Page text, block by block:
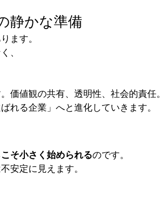
静かな準備
ます。
、
価値観の共有、透明性、社会的責任。
れる企業」へと進化していきます。
そ小さく始められるのです。
安定に見えます。